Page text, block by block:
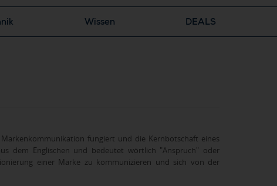
Wissen DEALS
fungiert und die Kernbotschaft eines
dem Englischen und bedeutet wörtlich "Anspruch" oder
einer Marke zu kommunizieren und sich von der